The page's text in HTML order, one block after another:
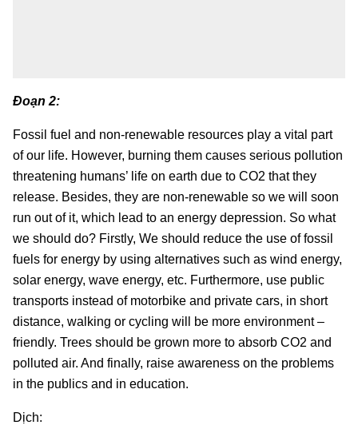
Đoạn 2:
Fossil fuel and non-renewable resources play a vital part
of our life. However, burning them causes serious pollution
threatening humans’ life on earth due to CO2 that they
release. Besides, they are non-renewable so we will soon
run out of it, which lead to an energy depression. So what
we should do? Firstly, We should reduce the use of fossil
fuels for energy by using alternatives such as wind energy,
solar energy, wave energy, etc. Furthermore, use public
transports instead of motorbike and private cars, in short
distance, walking or cycling will be more environment –
friendly. Trees should be grown more to absorb CO2 and
polluted air. And finally, raise awareness on the problems
in the publics and in education.
Dịch: